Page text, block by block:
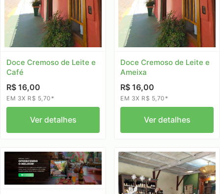
Doce Cremoso de Leite e
Café
R$ 16,00
EM 3X R$ 5,70*
Ver detalhes
Doce Cremoso de Leite e
Ameixa
R$ 16,00
EM 3X R$ 5,70*
Ver detalhes